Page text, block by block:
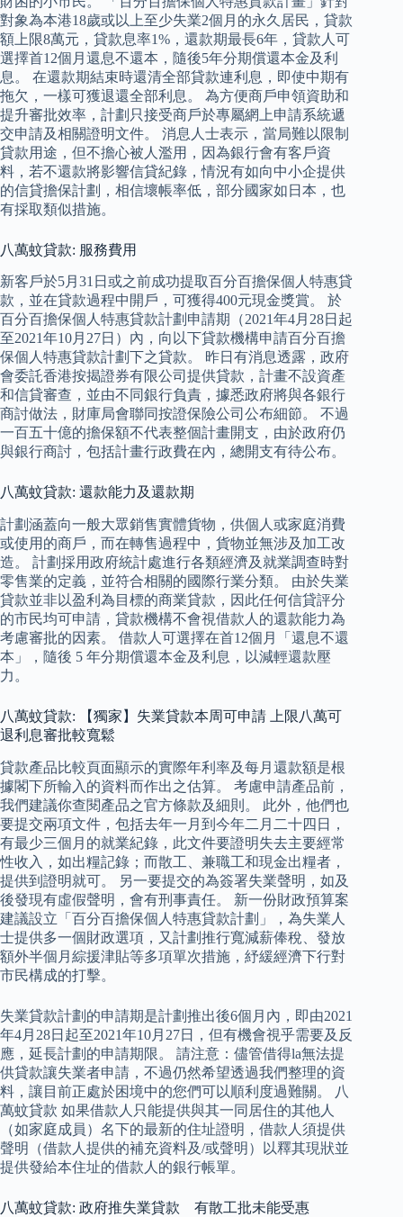
對象為本港18歲或以上至少失業2個月的永久居民，貸款
額上限8萬元，貸款息率1%，還款期最長6年，貸款人可
選擇首12個月還息不還本，隨後5年分期償還本金及利
息。 在還款期結束時還清全部貸款連利息，即使中期有
拖欠，一樣可獲退還全部利息。 為方便商戶申領資助和
提升審批效率，計劃只接受商戶於專屬網上申請系統遞
交申請及相關證明文件。 消息人士表示，當局難以限制
貸款用途，但不擔心被人濫用，因為銀行會有客戶資
料，若不還款將影響信貸紀錄，情況有如向中小企提供
的信貸擔保計劃，相信壞帳率低，部分國家如日本，也
有採取類似措施。
八萬蚊貸款: 服務費用
新客戶於5月31日或之前成功提取百分百擔保個人特惠貸
款，並在貸款過程中開戶，可獲得400元現金獎賞。 於
百分百擔保個人特惠貸款計劃申請期（2021年4月28日起
至2021年10月27日）內，向以下貸款機構申請百分百擔
保個人特惠貸款計劃下之貸款。 昨日有消息透露，政府
會委託香港按揭證券有限公司提供貸款，計畫不設資產
和信貸審查，並由不同銀行負責，據悉政府將與各銀行
商討做法，財庫局會聯同按證保險公司公布細節。 不過
一百五十億的擔保額不代表整個計畫開支，由於政府仍
與銀行商討，包括計畫行政費在內，總開支有待公布。
八萬蚊貸款: 還款能力及還款期
計劃涵蓋向一般大眾銷售實體貨物，供個人或家庭消費
或使用的商戶，而在轉售過程中，貨物並無涉及加工改
造。 計劃採用政府統計處進行各類經濟及就業調查時對
零售業的定義，並符合相關的國際行業分類。 由於失業
貸款並非以盈利為目標的商業貸款，因此任何信貸評分
的市民均可申請，貸款機構不會視借款人的還款能力為
考慮審批的因素。 借款人可選擇在首12個月「還息不還
本」，隨後 5 年分期償還本金及利息，以減輕還款壓
力。
八萬蚊貸款: 【獨家】失業貸款本周可申請 上限八萬可
退利息審批較寬鬆
貸款產品比較頁面顯示的實際年利率及每月還款額是根
據閣下所輸入的資料而作出之估算。 考慮申請產品前，
我們建議你查閱產品之官方條款及細則。 此外，他們也
要提交兩項文件，包括去年一月到今年二月二十四日，
有最少三個月的就業紀錄，此文件要證明失去主要經常
性收入，如出糧記錄；而散工、兼職工和現金出糧者，
提供到證明就可。 另一要提交的為簽署失業聲明，如及
後發現有虛假聲明，會有刑事責任。 新一份財政預算案
建議設立「百分百擔保個人特惠貸款計劃」，為失業人
士提供多一個財政選項，又計劃推行寬減薪俸稅、發放
額外半個月綜援津貼等多項單次措施，紓緩經濟下行對
市民構成的打擊。
失業貸款計劃的申請期是計劃推出後6個月內，即由2021
年4月28日起至2021年10月27日，但有機會視乎需要及反
應，延長計劃的申請期限。 請注意：儘管借得la無法提
供貸款讓失業者申請，不過仍然希望透過我們整理的資
料，讓目前正處於困境中的您們可以順利度過難關。 八
萬蚊貸款 如果借款人只能提供與其一同居住的其他人
（如家庭成員）名下的最新的住址證明，借款人須提供
聲明（借款人提供的補充資料及/或聲明）以釋其現狀並
提供發給本住址的借款人的銀行帳單。
八萬蚊貸款: 政府推失業貸款 有散工批未能受惠